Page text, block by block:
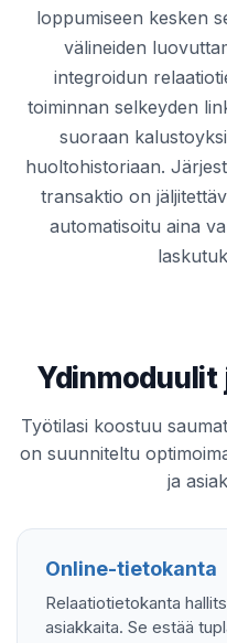
loppumiseen kesken
välineiden
integroidun
toiminnan selkeyden
suoraan
huoltohistoriaan.
transaktio on
automatisoitu aina
Työtilasi koostuu
on suunniteltu
ja
Online-tietokanta
Relaatiotietokanta
asiakkaita. Se estää